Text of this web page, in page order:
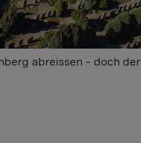
abreissen – doch der